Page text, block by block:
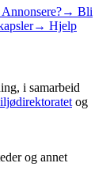
→ Bli
→ Hjelp
i samarbeid
og
og annet